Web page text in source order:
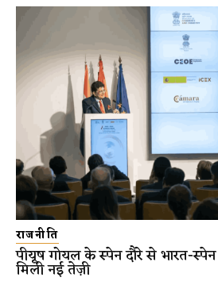
राजनीति
पीयूष गोयल के स्पेन दौरे से भारत-
मिली नई तेज़ी